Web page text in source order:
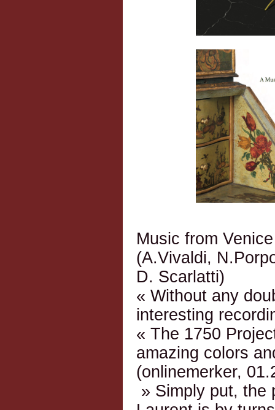
Music from
(A.Vivaldi,
D. Scarlatti)
« Without any
interesting
« The 1750
amazing colors
(onlinemerker,
» Simply put, the